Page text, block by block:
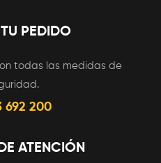
PEDIDO
todas las medidas de
692 200
ATENCIÓN